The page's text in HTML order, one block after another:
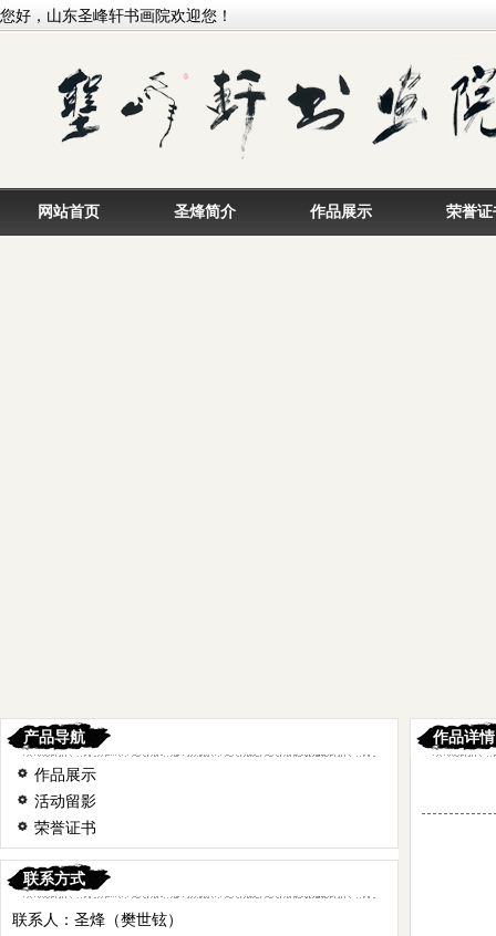
您好，山东圣峰轩书画院欢迎您！
网站首页 圣烽简介 作品展示 荣誉证
产品导航
作品展示
活动留影
荣誉证书
联系方式
联系人：圣烽（樊世铉）
作品详情